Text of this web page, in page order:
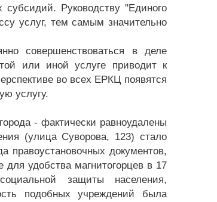
Руководству "Единого
услуг, тем самым значительно
совершенствоваться в деле
или иной услуге приводит к
во всех ЕРКЦ появятся
услугу.
- фактически равноудалены
(улица Суворова, 123) стало
правоустановочных документов,
удобства магнитогорцев в 17
защиты населения,
подобных учреждений была